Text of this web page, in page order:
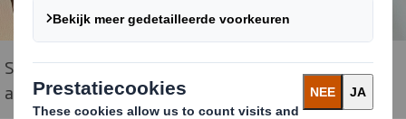
Sundar Raman, P&G presenteert de Excellence Award
aan Stefano Rossi, DS Smith